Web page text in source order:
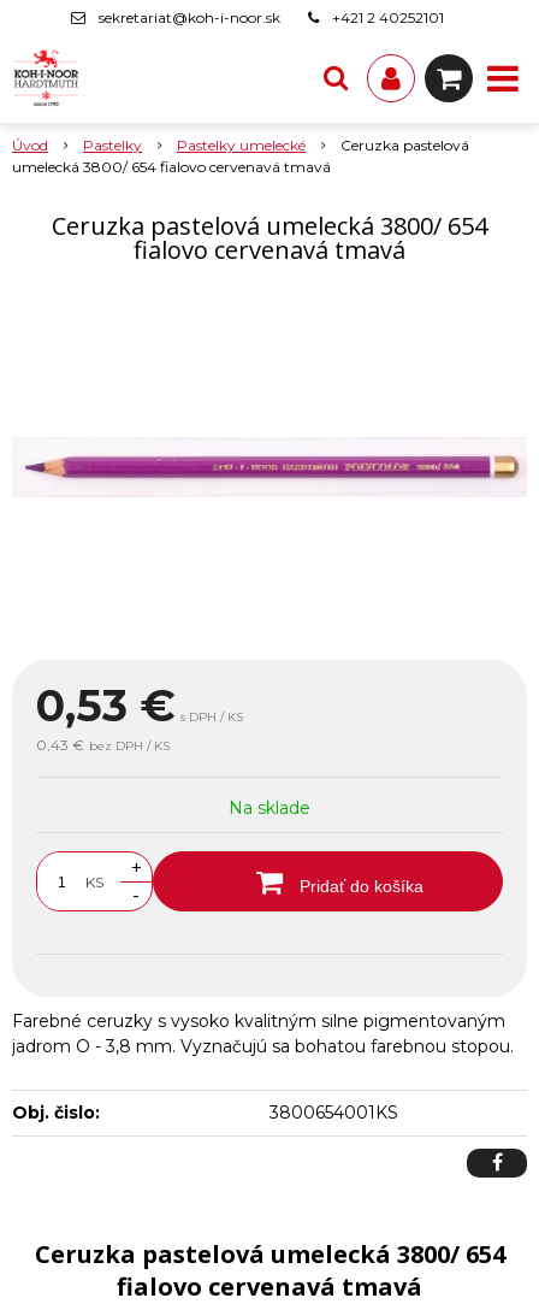
sekretariat@koh-i-noor.sk +421 2 40252101
Úvod Pastelky Pastelky umelecké
Ceruzka pastelová
umelecká 3800/ 654 fialovo cervenavá tmavá
Ceruzka pastelová umelecká 3800/ 654
fialovo cervenavá tmavá
0,53 € s DPH / KS
0,43 € bez DPH / KS
Na sklade
KS
+
-
Pridať do košíka
Farebné ceruzky s vysoko kvalitným silne pigmentovaným
jadrom O - 3,8 mm. Vyznačujú sa bohatou farebnou stopou.
Obj. čislo: 3800654001KS
Ceruzka pastelová umelecká 3800/ 654
fialovo cervenavá tmavá